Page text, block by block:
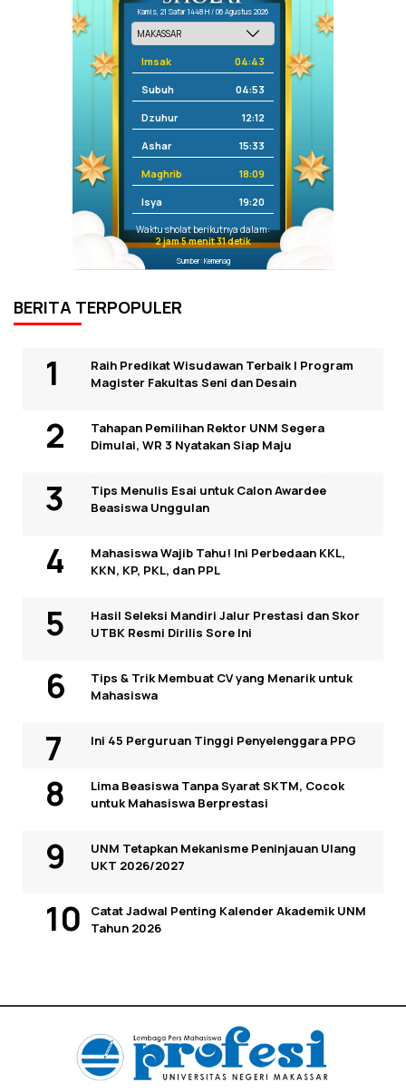
Kamis, 21 Safar 1448 H / 06 Agustus 2026
Imsak 04:43
Subuh 04:53
Dzuhur 12:12
Ashar 15:33
Maghrib 18:09
Isya 19:20
Waktu sholat berikutnya dalam:
2 jam 5 menit 31 detik
Sumber: Kemenag
BERITA TERPOPULER
Raih Predikat Wisudawan Terbaik I Program
Magister Fakultas Seni dan Desain
Tahapan Pemilihan Rektor UNM Segera
Dimulai, WR 3 Nyatakan Siap Maju
Tips Menulis Esai untuk Calon Awardee
Beasiswa Unggulan
Mahasiswa Wajib Tahu! Ini Perbedaan KKL,
KKN, KP, PKL, dan PPL
Hasil Seleksi Mandiri Jalur Prestasi dan Skor
UTBK Resmi Dirilis Sore Ini
Tips & Trik Membuat CV yang Menarik untuk
Mahasiswa
Ini 45 Perguruan Tinggi Penyelenggara PPG
Lima Beasiswa Tanpa Syarat SKTM, Cocok
untuk Mahasiswa Berprestasi
UNM Tetapkan Mekanisme Peninjauan Ulang
UKT 2026/2027
Catat Jadwal Penting Kalender Akademik UNM
Tahun 2026